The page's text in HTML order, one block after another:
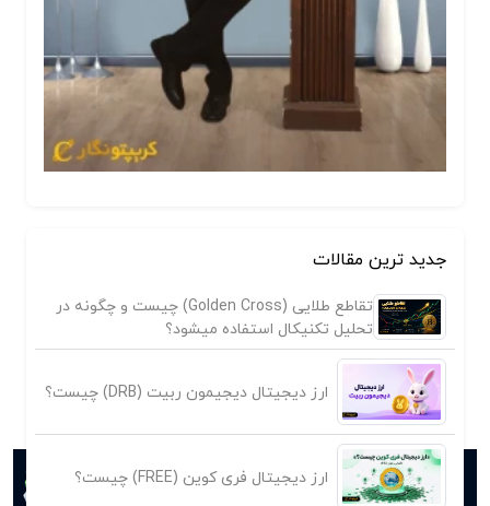
جدید ترین مقالات
تقاطع طلایی (Golden Cross) چیست و چگونه در
تحلیل تکنیکال استفاده میشود؟
ارز دیجیتال دیجیمون ربیت (DRB) چیست؟
ارز دیجیتال فری کوین (FREE) چیست؟